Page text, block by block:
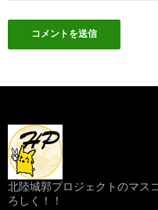
北陸城郭プロジェクトのマス
ろしく！！